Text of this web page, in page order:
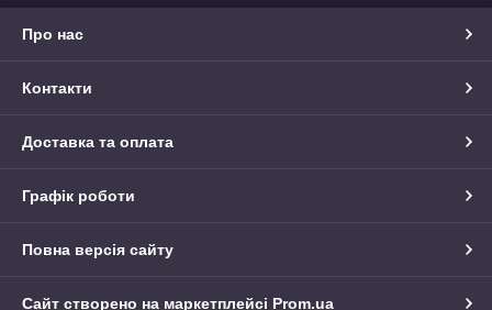
Про нас
Контакти
Доставка та оплата
Графік роботи
Повна версія сайту
Сайт створено на маркетплейсі Prom.ua